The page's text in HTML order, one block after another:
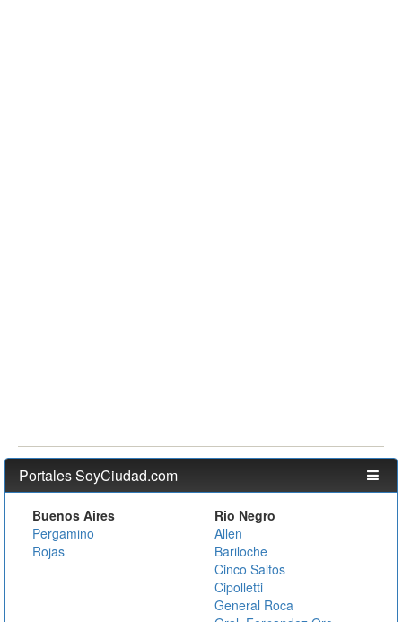
Portales SoyCiudad.com
Buenos Aires
Pergamino
Rojas
Rio Negro
Allen
Bariloche
Cinco Saltos
Cipolletti
General Roca